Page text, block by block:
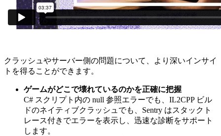
クラッシュやサーバー側の問題について、より深いインサイ
トを得ることができます。
ゲームがどこで壊れているのかを正確に把握
C# スクリプト内の null 参照エラーでも、IL2CPP ビル
ドのネイティブクラッシュでも、Sentry はスタックト
レース付きでエラーを表示し、迅速な診断をサポート
します。